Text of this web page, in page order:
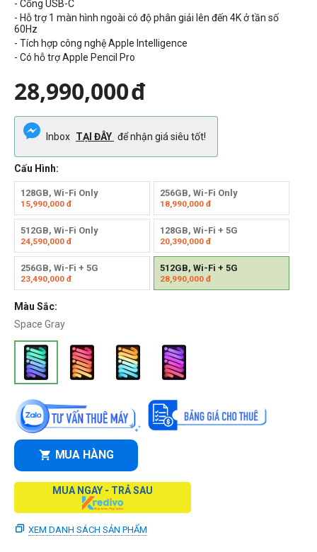
- Cổng USB-C
- Hỗ trợ 1 màn hình ngoài có độ phân giải lên đến 4K ở tần số
60Hz
- Tích hợp công nghệ Apple Intelligence
- Có hỗ trợ Apple Pencil Pro
28,990,000đ
Inbox TẠI ĐÂY để nhận giá siêu tốt!
Cấu Hình:
128GB, Wi-Fi Only
15,990,000 đ
256GB, Wi-Fi Only
18,990,000đ
512GB, Wi-Fi Only
24,590,000 đ
128GB, Wi-Fi + 5G
20,390,000đ
256GB, Wi-Fi + 5G
23,490,000 đ
512GB, Wi-Fi + 5G
28,990,000đ
Màu Sắc:
Space Gray
MUA HÀNG
MUA NGAY - TRẢ SAU
XEM DANH SÁCH SẢN PHẨM